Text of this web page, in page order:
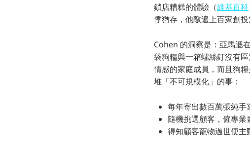
鎖店糟糕的體驗（維基百科
悸猶存，他敲遍上百家創投
Cohen 的洞察是：亞馬遜
袋狗糧與一箱螺絲釘沒有
情感的家庭成員，而且狗
堆「不可規模化」的事：
每年寄出數百萬張純手
隨機挑選顧客，僱專業
得知顧客寵物過世便主